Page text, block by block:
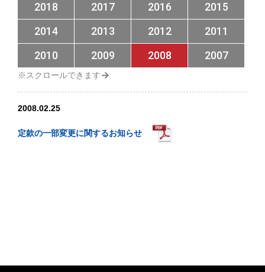
2018
2017 2016
2015
2014
2013 2012
2011
2010
2009 2008 2007
2008.02.25
定款の一部変更に関するお知らせ